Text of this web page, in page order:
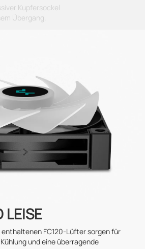
Kupfersockel
Übergang.
LEISE
enthaltenen FC120-Lüfter sorgen für
und eine überragende